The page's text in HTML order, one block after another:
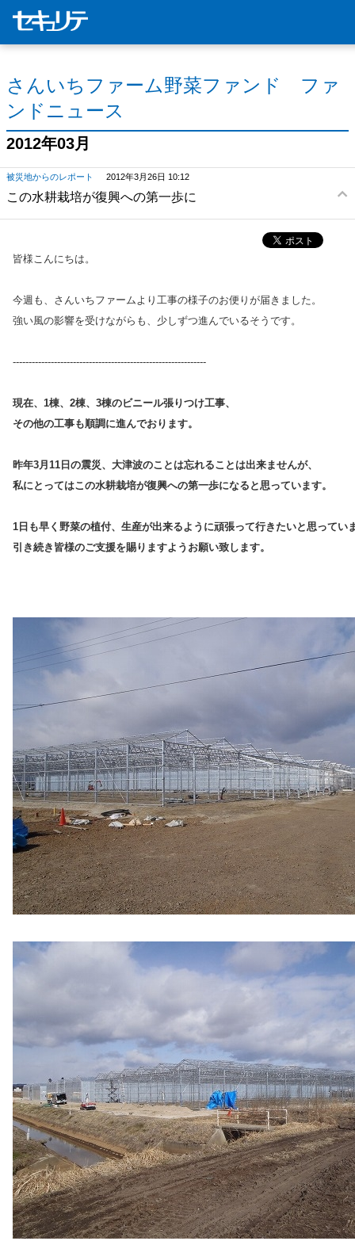
さんいちファーム野菜ファンド ファ
ンドニュース
2012年03月
被災地からのレポート 2012年3月26日 10:12
この水耕栽培が復興への第一歩に
皆様こんにちは。
今週も、さんいちファームより工事の様子のお便りが届きました。
強い風の影響を受けながらも、少しずつ進んでいるそうです。
-------------------------------------------------------------
現在、1棟、2棟、3棟のビニール張りつけ工事、
その他の工事も順調に進んでおります。
昨年3月11日の震災、大津波のことは忘れることは出来ませんが、
私にとってはこの水耕栽培が復興への第一歩になると思っています。
1日も早く野菜の植付、生産が出来るように頑張って行きたいと思ってい
引き続き皆様のご支援を賜りますようお願い致します。